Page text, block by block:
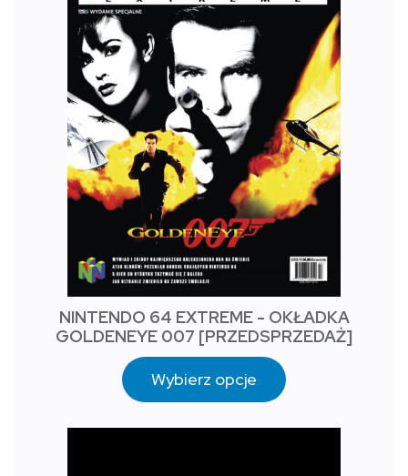
NINTENDO 64 EXTREME - OKŁADKA
GOLDENEYE 007 [PRZEDSPRZEDAŻ]
Wybierz opcje